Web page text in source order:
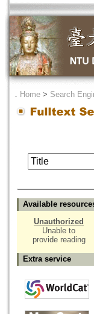
． Home > Search
Available
Unauthorized
Unable to
provide reading
Extra service